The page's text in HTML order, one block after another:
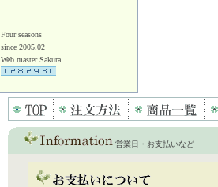
Four seasons
since 2005.02
Web master Sakura
営業日・お支払いなど